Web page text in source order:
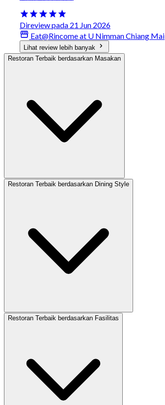
Direview pada 21 Jun 2026
Eat@Rincome at U Nimman Chiang Mai
Lihat review lebih banyak
Restoran Terbaik berdasarkan Masakan
Restoran Terbaik berdasarkan Dining Style
Restoran Terbaik berdasarkan Fasilitas